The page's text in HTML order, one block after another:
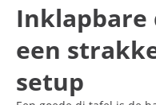
Inklapbare
een
setup